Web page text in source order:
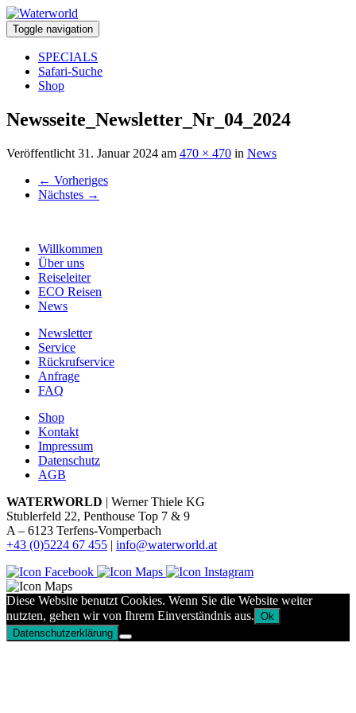
Toggle navigation
SPECIALS
Safari-Suche
Shop
Newsseite_Newsletter_Nr_04_2024
Veröffentlicht 31. Januar 2024 am 470 × 470 in News
← Vorheriges
Nächstes →
Willkommen
Über uns
Reiseleiter
ECO Reisen
News
Newsletter
Service
Rückrufservice
Anfrage
FAQ
Shop
Kontakt
Impressum
Datenschutz
AGB
WATERWORLD | Werner Thiele KG
Stublerfeld 22, Penthouse Top 7 & 9
A – 6123 Terfens-Vomperbach
+43 (0)5224 67 455 | info@waterworld.at
Diese Website benutzt Cookies. Wenn Sie die Website weiter
nutzten, gehen wir von Ihrem Einverständnis aus. Ok
Datenschutzerklärung